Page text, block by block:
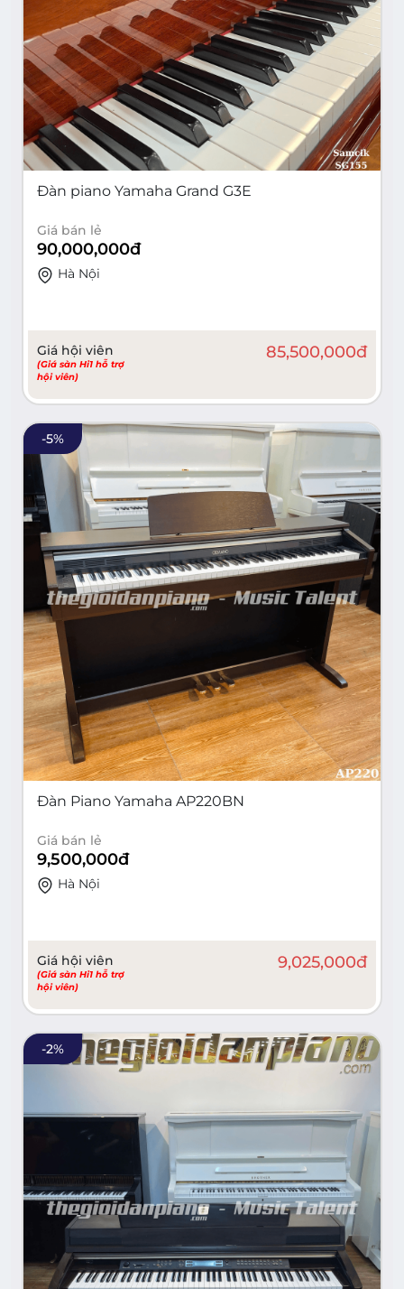
Đàn piano Yamaha Grand G3E
Giá bán lẻ
90,000,000đ
Hà Nội
Giá hội viên
(Giá sàn Hi1 hỗ trợ
hội viên)
85,500,000đ
-5%
Đàn Piano Yamaha AP220BN
Giá bán lẻ
9,500,000đ
Hà Nội
Giá hội viên
(Giá sàn Hi1 hỗ trợ
hội viên)
9,025,000đ
-2%